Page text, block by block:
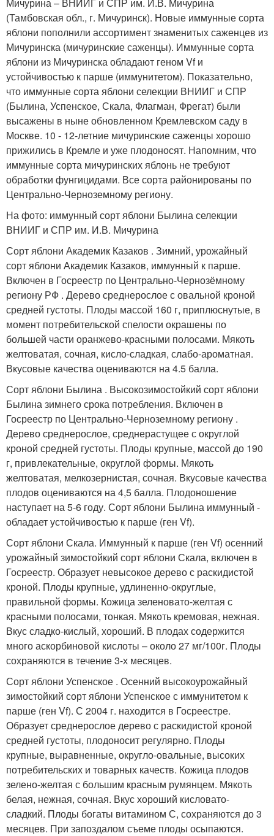
(Тамбовская обл., г. Мичуринск). Новые иммунные сорта
яблони пополнили ассортимент знаменитых саженцев из
Мичуринска (мичуринские саженцы). Иммунные сорта
яблони из Мичуринска обладают геном Vf и
устойчивостью к парше (иммунитетом). Показательно,
что иммунные сорта яблони селекции ВНИИГ и СПР
(Былина, Успенское, Скала, Флагман, Фрегат) были
высажены в ныне обновленном Кремлевском саду в
Москве. 10 - 12-летние мичуринские саженцы хорошо
прижились в Кремле и уже плодоносят. Напомним, что
иммунные сорта мичуринских яблонь не требуют
обработки фунгицидами. Все сорта районированы по
Центрально-Черноземному региону.
На фото: иммунный сорт яблони Былина селекции
ВНИИГ и СПР им. И.В. Мичурина
Сорт яблони Академик Казаков . Зимний, урожайный
сорт яблони Академик Казаков, иммунный к парше.
Включен в Госреестр по Центрально-Чернозёмному
региону РФ . Дерево среднерослое с овальной кроной
средней густоты. Плоды массой 160 г, приплюснутые, в
момент потребительской спелости окрашены по
большей части оранжево-красными полосами. Мякоть
желтоватая, сочная, кисло-сладкая, слабо-ароматная.
Вкусовые качества оцениваются на 4.5 балла.
Сорт яблони Былина . Высокозимостойкий сорт яблони
Былина зимнего срока потребления. Включен в
Госреестр по Центрально-Черноземному региону .
Дерево среднерослое, среднерастущее с округлой
кроной средней густоты. Плоды крупные, массой до 190
г, привлекательные, округлой формы. Мякоть
желтоватая, мелкозернистая, сочная. Вкусовые качества
плодов оцениваются на 4,5 балла. Плодоношение
наступает на 5-6 году. Сорт яблони Былина иммунный -
обладает устойчивостью к парше (ген Vf).
Сорт яблони Скала. Иммунный к парше (ген Vf) осенний
урожайный зимостойкий сорт яблони Скала, включен в
Госреестр. Образует невысокое дерево с раскидистой
кроной. Плоды крупные, удлиненно-округлые,
правильной формы. Кожица зеленовато-желтая с
красными полосами, тонкая. Мякоть кремовая, нежная.
Вкус сладко-кислый, хороший. В плодах содержится
много аскорбиновой кислоты – около 27 мг/100г. Плоды
сохраняются в течение 3-х месяцев.
Сорт яблони Успенское . Осенний высокоурожайный
зимостойкий сорт яблони Успенское с иммунитетом к
парше (ген Vf). С 2004 г. находится в Госреестре.
Образует среднерослое дерево с раскидистой кроной
средней густоты, плодоносит регулярно. Плоды
крупные, выравненные, округло-овальные, высоких
потребительских и товарных качеств. Кожица плодов
зелено-желтая с большим красным румянцем. Мякоть
белая, нежная, сочная. Вкус хороший кисловато-
сладкий. Плоды богаты витамином С, сохраняются до 3
месяцев. При запоздалом съеме плоды осыпаются.